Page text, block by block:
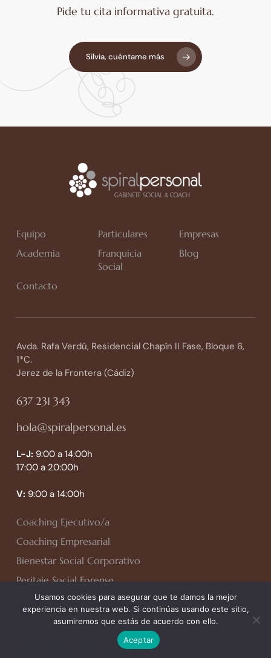
Pide tu cita informativa gratuita.
Silvia, cuéntame más
Equipo Particulares
Empresas
Academia
Franquicia
Social
Blog
Contacto
Avda. Rafa Verdú, Residencial Chapín II Fase, Bloque 6,
1*C.
Jerez de la Frontera (Cádiz)
637 231 343
hola@spiralpersonal.es
L-J: 9:00 a 14:00h
17:00 a 20:00h
V: 9:00 a 14:00h
Coaching Ejecutivo/a
Coaching Empresarial
Bienestar Social Corporativo
Peritaje Social Forense
Coaching Personal
Intervención Social
instagram
Usamos cookies para asegurar que te damos la mejor
experiencia en nuestra web. Si continúas usando este sitio,
asumiremos que estás de acuerdo con ello.
Aceptar